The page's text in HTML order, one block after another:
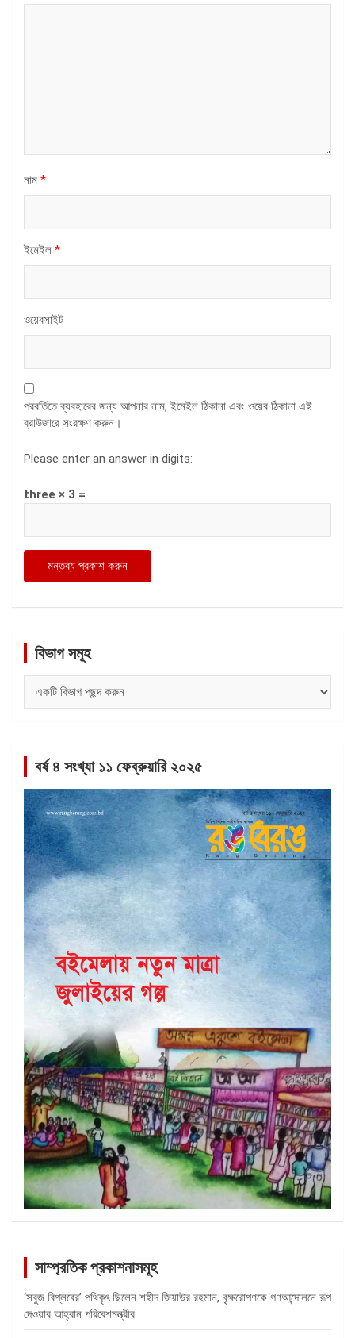
নাম *
ইমেইল *
ওয়েবসাইট
পরবর্তিতে ব্যবহারের জন্য আপনার নাম, ইমেইল ঠিকানা এবং ওয়েব ঠিকানা এই
ব্রাউজারে সংরক্ষণ করুন।
Please enter an answer in digits:
three × 3 =
বিভাগ সমূহ
সমূহ
বর্ষ ৪ সংখ্যা ১১ ফেব্রুয়ারি ২০২৫
সাম্প্রতিক প্রকাশনাসমূহ
‘সবুজ বিপ্লবের’ পথিকৃৎ ছিলেন শহীদ জিয়াউর রহমান, বৃক্ষরোপণকে গণআন্দোলনে রূপ
দেওয়ার আহ্বান পরিবেশমন্ত্রীর